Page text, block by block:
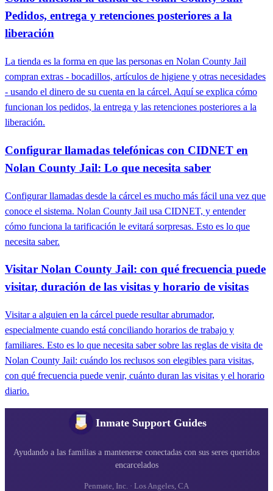
Pedidos, entrega y retenciones posteriores a la
liberación
La tienda es la forma en que las personas en Nolan County Jail
compran extras - bocadillos, artículos de higiene y otras necesidades
- usando el dinero de su cuenta en la cárcel. Aquí se explica cómo
funcionan los pedidos, la entrega y las retenciones posteriores a la
liberación.
Configurar llamadas telefónicas con CIDNET en
Nolan County Jail: Lo que necesita saber
Configurar llamadas desde la cárcel es mucho más fácil una vez que
conoce el sistema. Nolan County Jail usa CIDNET, y entender
cómo funciona la tarificación le evitará sorpresas. Esto es lo que
necesita saber.
Visitar Nolan County Jail: con qué frecuencia puede
visitar, duración de las visitas y horario de visitas
Visitar a alguien en la cárcel puede resultar abrumador,
especialmente cuando está conciliando horarios de trabajo y
familiares. Esto es lo que necesita saber sobre las reglas de visita de
Nolan County Jail: cuándo los reclusos son elegibles para visitas,
con qué frecuencia puede venir, cuánto duran las visitas y el horario
diario.
Inmate Support Guides
Ayudando a las familias a mantenerse conectadas con sus seres queridos
encarcelados
Penmate, Inc. · Los Angeles, CA